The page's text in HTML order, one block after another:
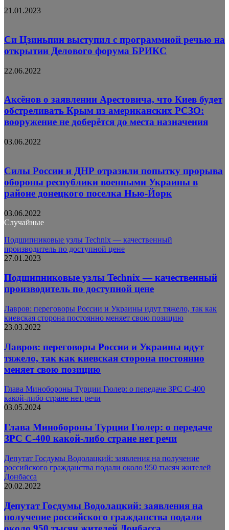
21.01.2023
Си Цзиньпин выступил с программной речью на
открытии Делового форума БРИКС
22.06.2022
Аксёнов о заявлении Арестовича, что Киев будет
обстреливать Крым из американских РСЗО:
вооружение не доберётся до места назначения
03.06.2022
Силы России и ДНР отразили попытку прорыва
обороны республики военными Украины в
районе донецкого поселка Нью-Йорк
03.06.2022
Случайные
Подшипниковые узлы Technix — качественный
производитель по доступной цене
27.01.2023
Подшипниковые узлы Technix — качественный
производитель по доступной цене
Лавров: переговоры России и Украины идут тяжело, так как
киевская сторона постоянно меняет свою позицию
23.03.2022
Лавров: переговоры России и Украины идут
тяжело, так как киевская сторона постоянно
меняет свою позицию
Глава Минобороны Турции Гюлер: о передаче ЗРС С-400
какой-либо стране нет речи
03.05.2024
Глава Минобороны Турции Гюлер: о передаче
ЗРС С-400 какой-либо стране нет речи
Депутат Госдумы Водолацкий: заявления на получение
российского гражданства подали около 950 тысяч жителей
Донбасса
20.02.2022
Депутат Госдумы Водолацкий: заявления на
получение российского гражданства подали